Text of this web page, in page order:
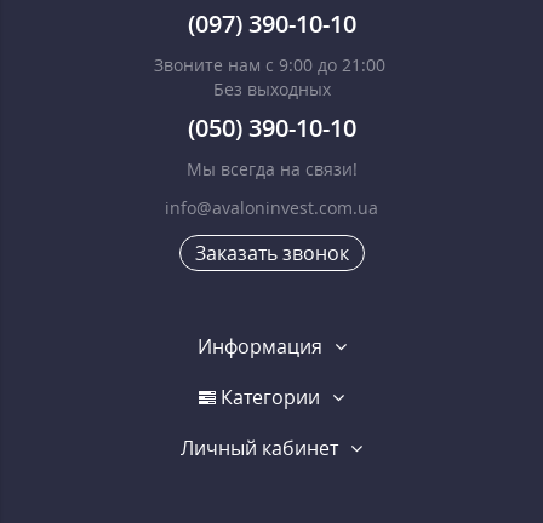
(097) 390-10-10
Звоните нам с 9:00 до 21:00
Без выходных
(050) 390-10-10
Мы всегда на связи!
info@avaloninvest.com.ua
Заказать звонок
Информация
Категории
Личный кабинет